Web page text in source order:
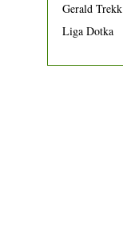
Gerald Trekk
Liga Dotka